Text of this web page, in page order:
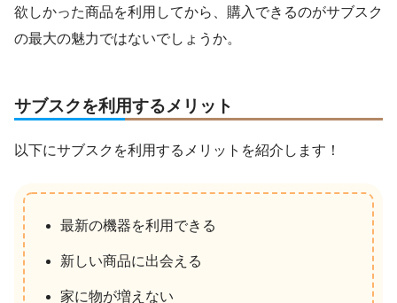
欲しかった商品を利用してから、購入できるのがサブスク
の最大の魅力ではないでしょうか。
サブスクを利用するメリット
以下にサブスクを利用するメリットを紹介します！
最新の機器を利用できる
新しい商品に出会える
家に物が増えない